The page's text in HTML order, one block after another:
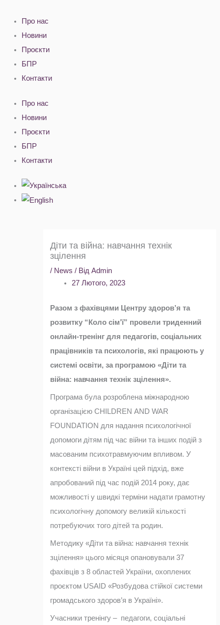
вмісту
Про нас
Новини
Проєкти
БПР
Контакти
Про нас
Новини
Проєкти
БПР
Контакти
Діти та війна: навчання технік
зцілення
/ News / ВідAdmin
27 Лютого, 2023
Разом з фахівцями Центру здоров’я та
розвитку “Коло сім’ї” провели триденний
онлайн-тренінг для педагогів, соціальних
працівників та психологів, які працюють у
системі освіти, за програмою «Діти та
війна: навчання технік зцілення».
Програма була розроблена міжнародною
організацією CHILDREN AND WAR
FOUNDATION для надання психологічної
допомоги дітям під час війни та інших подій з
масованим психотравмуючим впливом. У
контексті війни в Україні цей підхід, вже
апробований під час подій 2014 року, дає
можливості у швидкі терміни надати грамотну
психологічну допомогу великій кількості
потребуючих того дітей та родин.
Методику «Діти та війна: навчання технік
зцілення» цього місяця опановували 37
фахівців з 8 областей України, охоплених
проєктом USAID «Розбудова стійкої системи
громадського здоров’я в Україні».
Учасники тренінгу – педагоги, соціальні